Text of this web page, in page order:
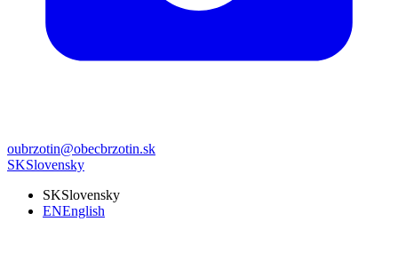
oubrzotin@obecbrzotin.sk
SKSlovensky
SKSlovensky
ENEnglish